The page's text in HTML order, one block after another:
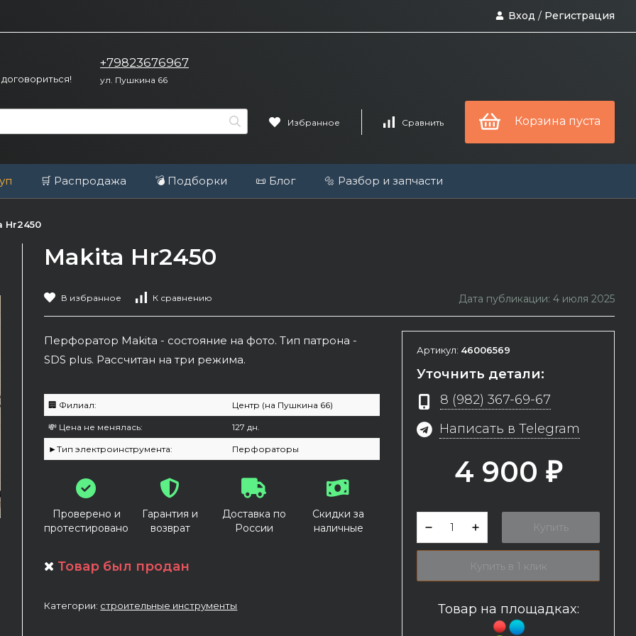
Вход / Регистрация
+79823676967
ул. Пушкина 66
Избранное Сравнить Корзина пуста
🛒 Распродажа 💣 Подборки 📜 Блог 🔩 Разбор и запчасти
Hr2450
Makita Hr2450
В избранное К сравнению Дата публикации: 4 июля 2025
Перфоратор Makita - состояние на фото. Тип патрона -
SDS plus. Рассчитан на три режима.
🏢 Филиал: Центр (на Пушкина 66)
💸 Цена не менялась: 127 дн.
►Тип электроинструмента: Перфораторы
Проверено и
протестировано
Гарантия и
возврат
Доставка по
России
Скидки за
наличные
Товар был продан
Категории: строительные инструменты
Артикул: 46006569
Уточнить детали:
8 (982) 367-69-67
Написать в Telegram
4 900 ₽
Купить
Купить в 1 клик
Товар на площадках: